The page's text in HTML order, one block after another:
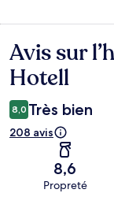
Avis
Avis sur
Hotell
8,0 Très bien
208 avis
8,6
Propreté